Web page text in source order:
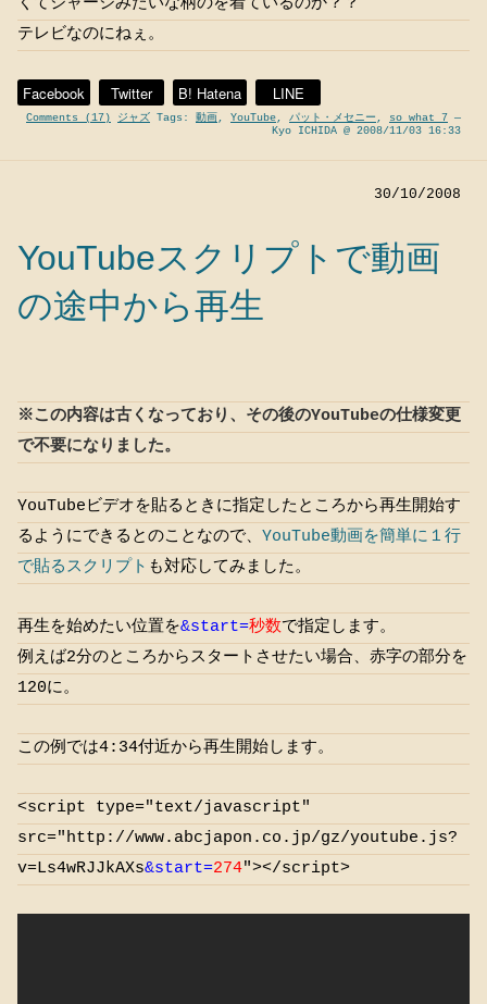
くてジャージみたいな柄のを着ているのか？？
テレビなのにねぇ。
Facebook Twitter B! Hatena LINE
Comments (17) ジャズ Tags: 動画 , YouTube, パット・メセニー , so what 7 —
Kyo ICHIDA @ 2008/11/03 16:33
30/10/2008
YouTubeスクリプトで動画
の途中から再生
※この内容は古くなっており、その後のYouTubeの仕様変更
で不要になりました。
YouTubeビデオを貼るときに指定したところから再生開始す
るようにできるとのことなので、 YouTube動画を簡単に１行
で貼るスクリプト も対応してみました。
再生を始めたい位置を&start=秒数で指定します。
例えば2分のところからスタートさせたい場合、赤字の部分を
120に。
この例では4:34付近から再生開始します。
<script type="text/javascript"
src="http://www.abcjapon.co.jp/gz/youtube.js?
v=Ls4wRJJkAXs&start=274"></script>